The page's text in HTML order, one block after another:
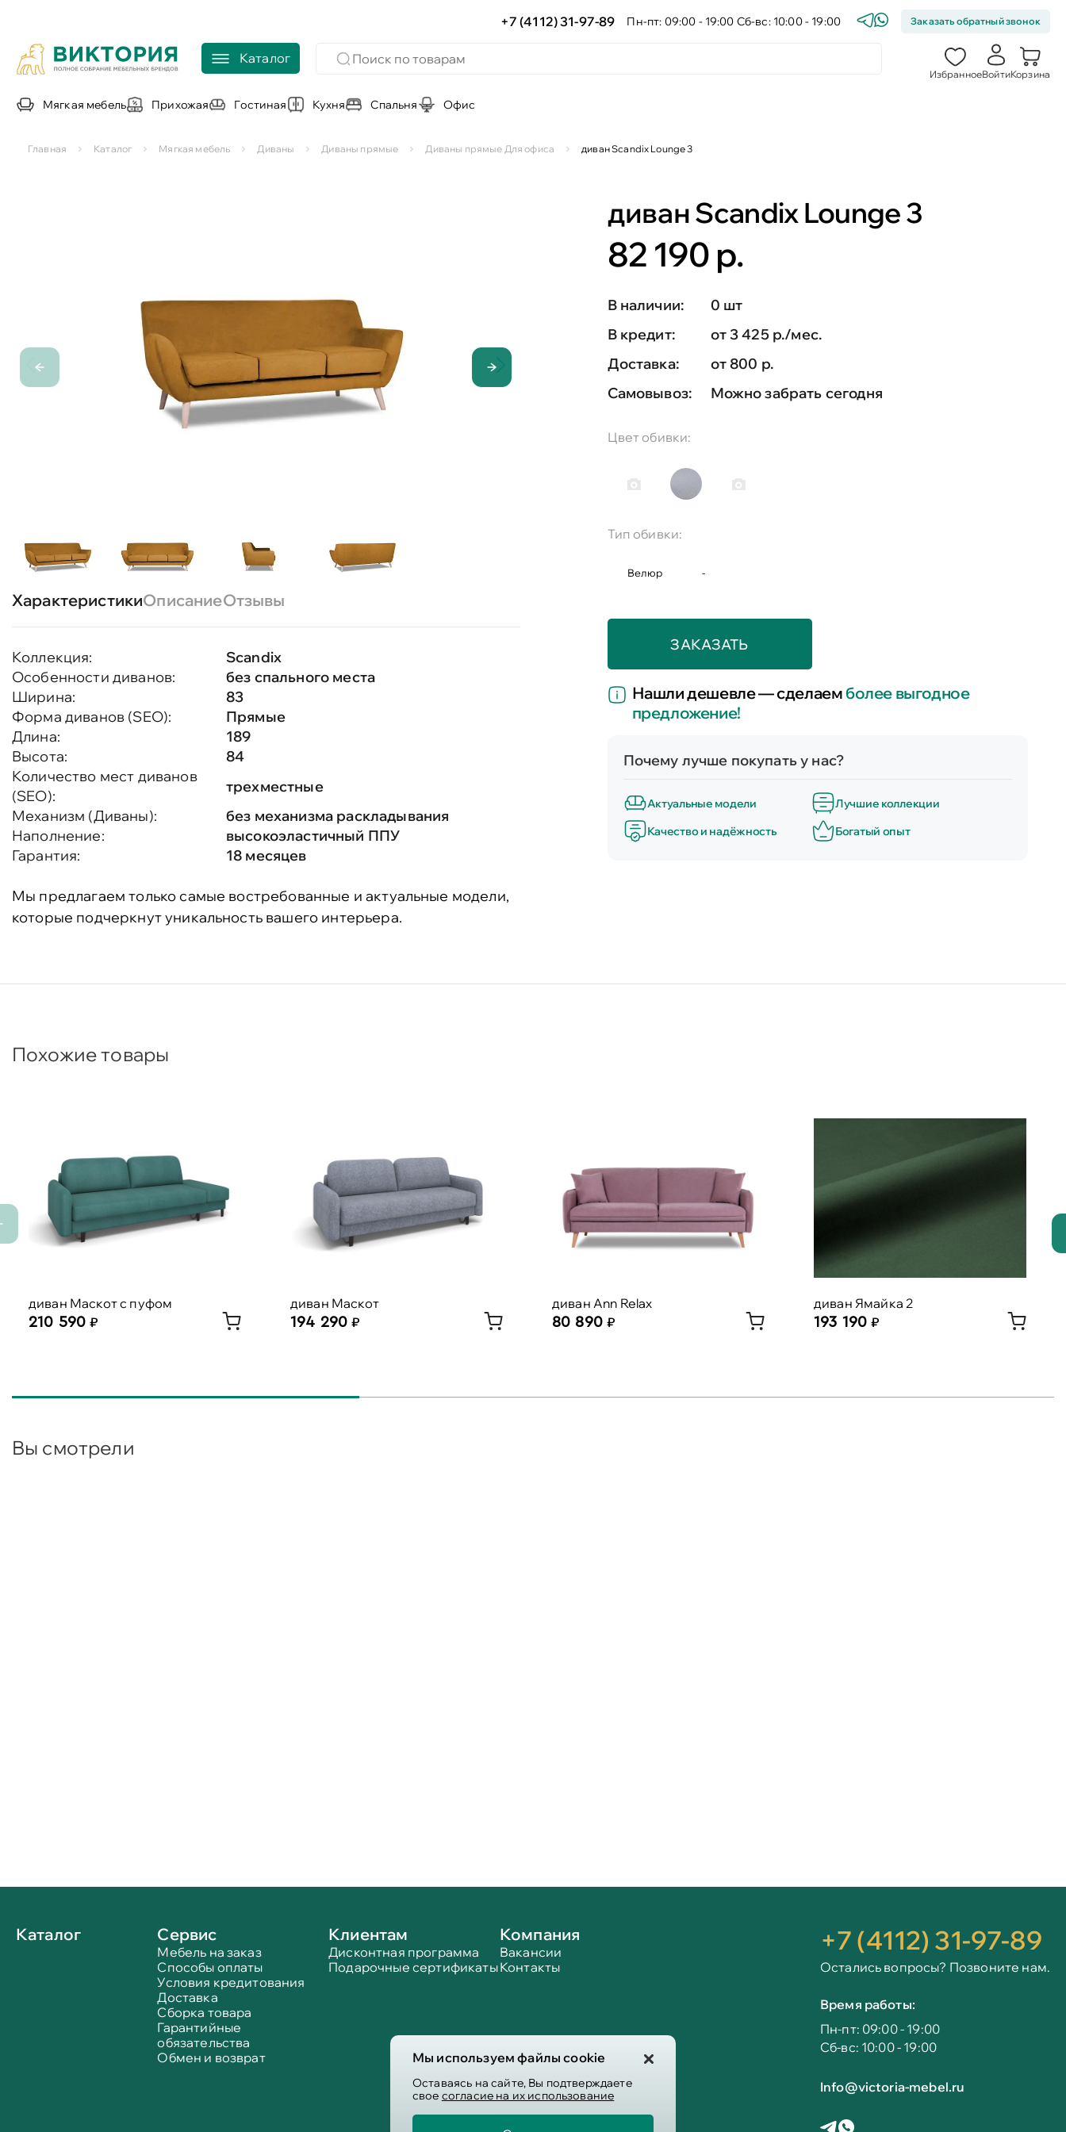
+7 (4112) 31-97-89 Пн-пт: 09:00 - 19:00 Сб-вс: 10:00 - 19:00 Заказать обратный звонок
Каталог
ИзбранноеВойтиКорзина
Мягкая мебель Прихожая Гостиная Кухня Спальня Офис
Мы используем файлы cookie
Оставаясь на сайте, Вы подтверждаете
свое согласие на их использование
Главная Каталог Мягкая мебель Диваны Диваны прямые Диваны прямые Для офиса диван Scandix Lounge 3
ХарактеристикиОписаниеОтзывы
Коллекция:
Scandix
Особенности диванов:
без спального места
Ширина:
83
Форма диванов (SEO):
Прямые
Длина:
189
Высота:
84
Количество мест диванов
(SEO):
трехместные
Механизм (Диваны):
без механизма раскладывания
Наполнение:
высокоэластичный ППУ
Гарантия:
18 месяцев
Мы предлагаем только самые востребованные и актуальные модели,
которые подчеркнут уникальность вашего интерьера.
диван Scandix Lounge 3
82 190 р.
В наличии:
0 шт
В кредит:
от 3 425 р./мес.
Доставка:
от 800 р.
Самовывоз:
Можно забрать сегодня
Цвет обивки:
Тип обивки:
Велюр -
ЗАКАЗАТЬ
Нашли дешевле — сделаемболее выгодное
предложение!
Почему лучше покупать у нас?
Актуальные модели
Лучшие коллекции
Качество и надёжность
Богатый опыт
Похожие товары
диван Маскот с пуфом
210 590
диван Маскот
194 290
диван Ann Relax
80 890
диван Ямайка 2
193 190
Вы смотрели
Каталог Сервис
Мебель на заказ
Способы оплаты
Условия кредитования
Доставка
Сборка товара
Гарантийные
обязательства
Обмен и возврат
Клиентам
Дисконтная программа
Подарочные сертификаты
Компания
Вакансии
Контакты
+7 (4112) 31-97-89
Остались вопросы? Позвоните нам.
Время работы:
Пн-пт: 09:00 - 19:00
Сб-вс: 10:00 - 19:00
Info@victoria-mebel.ru